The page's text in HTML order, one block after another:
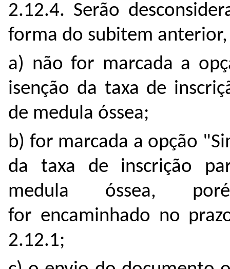
2.12.4. Serão
forma do subitem
a) não for marcada a
isenção da taxa de
de medula óssea;
b) for marcada a opção
da taxa de inscrição
medula óssea,
for encaminhado no
2.12.1;